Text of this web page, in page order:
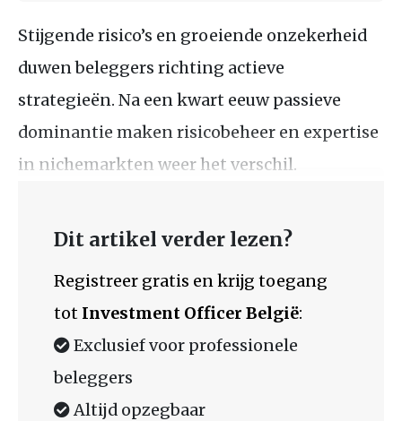
Stijgende risico’s en groeiende onzekerheid
duwen beleggers richting actieve
strategieën. Na een kwart eeuw passieve
dominantie maken risicobeheer en expertise
in nichemarkten weer het verschil.
Dit artikel verder lezen?
Registreer gratis en krijg toegang
tot Investment Officer België:
Exclusief voor professionele
beleggers
Altijd opzegbaar